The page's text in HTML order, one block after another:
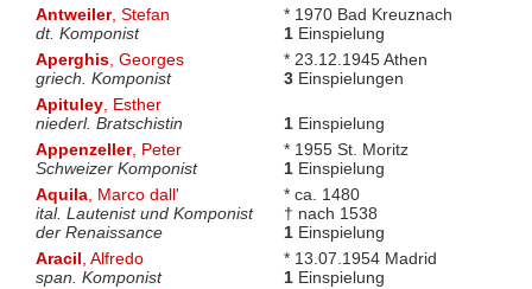
Antweiler, Stefan
dt. Komponist
* 1970 Bad Kreuznach
1Einspielung
Aperghis, Georges
griech. Komponist
* 23.12.1945 Athen
3Einspielungen
Apituley, Esther
niederl. Bratschistin
1Einspielung
Appenzeller, Peter
Schweizer Komponist
* 1955 St. Moritz
1Einspielung
Aquila, Marco dall'
ital. Lautenist und Komponist
der Renaissance
* ca. 1480
† nach 1538
1Einspielung
Aracil, Alfredo
span. Komponist
* 13.07.1954 Madrid
1Einspielung